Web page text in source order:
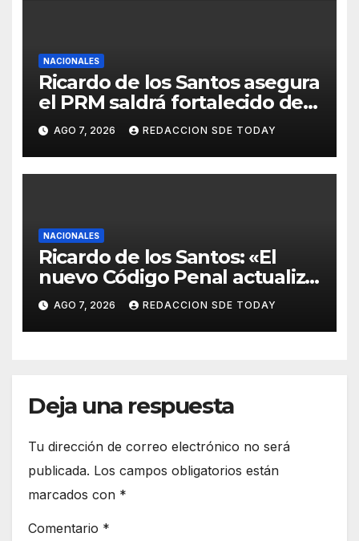
NACIONALES
Ricardo de los Santos asegura
el PRM saldrá fortalecido del
proceso interno para escoger
nuevas autoridades
AGO 7, 2026 REDACCION SDE TODAY
NACIONALES
Ricardo de los Santos: «El
nuevo Código Penal actualiza
la legislación y responde a
nuevas realidades delictivas»
AGO 7, 2026 REDACCION SDE TODAY
Deja una respuesta
Tu dirección de correo electrónico no será
publicada. Los campos obligatorios están
marcados con *
Comentario *